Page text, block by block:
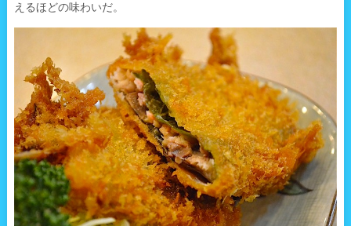
えるほどの味わいだ。